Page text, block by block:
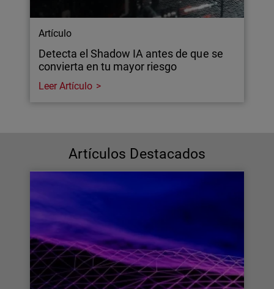
Artículo
Detecta el Shadow IA antes de que se
convierta en tu mayor riesgo
Leer Artículo
Artículos Destacados